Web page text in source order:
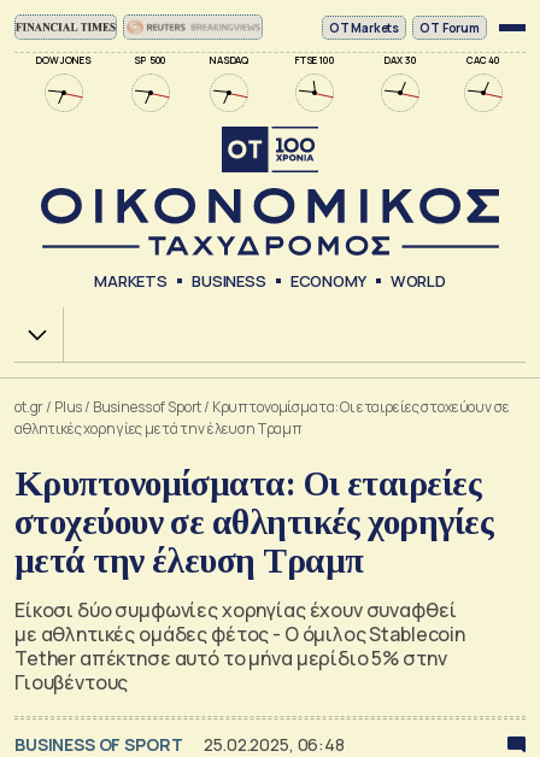
DOW JONES SP 500 NASDAQ FTSE 100 DAX 30 CAC 40
ΟΤ Markets OT Forum
MARKETS BUSINESS ECONOMY WORLD
Χ.Α.
ot.gr/ Plus/ Business of Sport/ Κρυπτονομίσματα: Οι εταιρείες στοχεύουν σε
αθλητικές χορηγίες μετά την έλευση Τραμπ
Κρυπτονομίσματα: Οι εταιρείες
στοχεύουν σε αθλητικές χορηγίες
μετά την έλευση Τραμπ
Είκοσι δύο συμφωνίες χορηγίας έχουν συναφθεί
με αθλητικές ομάδες φέτος - Ο όμιλος Stablecoin
Tether απέκτησε αυτό το μήνα μερίδιο 5% στην
Γιουβέντους
BUSINESS OF SPORT 25.02.2025, 06:48